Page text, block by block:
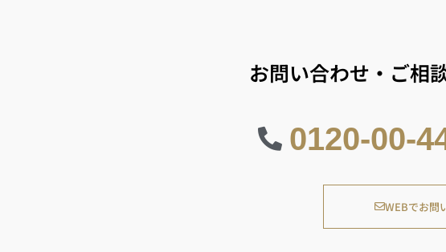
お問い合わせ・ご相
0120-00-
WEBでお問